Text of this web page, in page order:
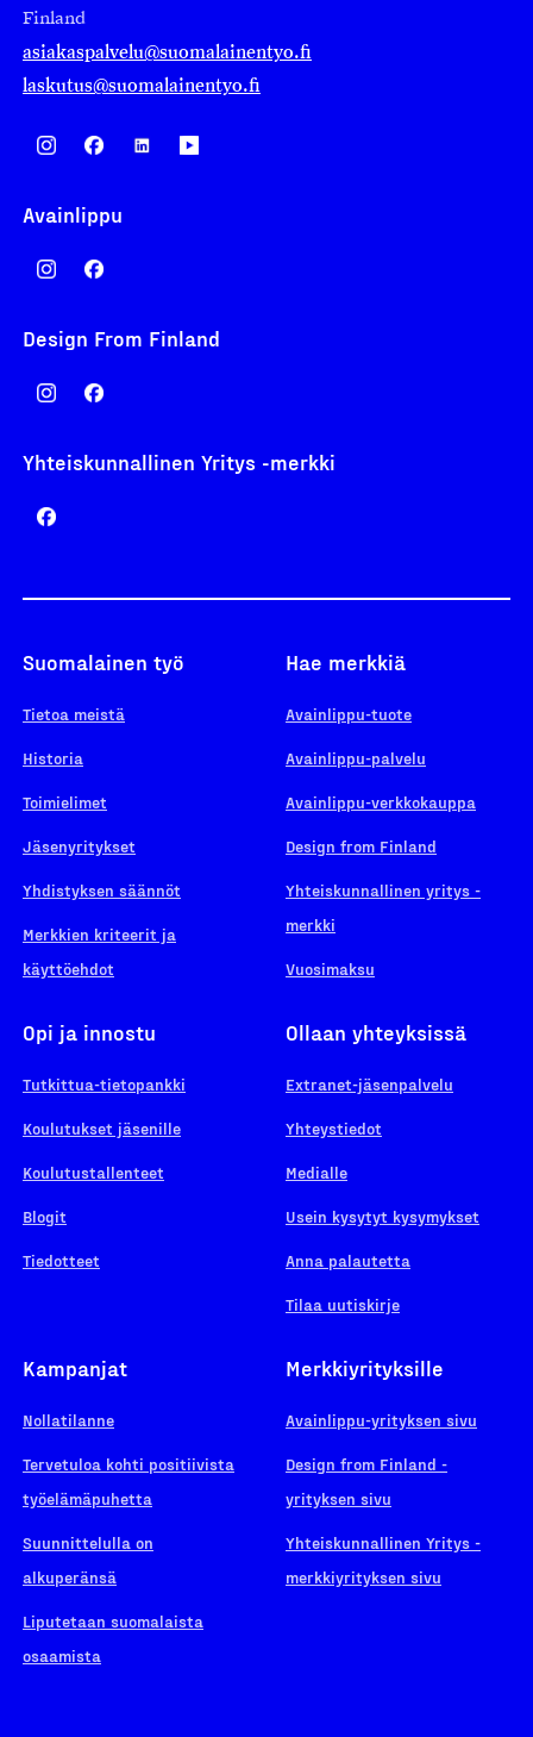
Finland
asiakaspalvelu@suomalainentyo.fi
laskutus@suomalainentyo.fi
Avainlippu
Design From Finland
Yhteiskunnallinen Yritys -merkki
Suomalainen työ
Tietoa meistä
Historia
Toimielimet
Jäsenyritykset
Yhdistyksen säännöt
Merkkien kriteerit ja
käyttöehdot
Hae merkkiä
Avainlippu-tuote
Avainlippu-palvelu
Avainlippu-verkkokauppa
Design from Finland
Yhteiskunnallinen yritys -
merkki
Vuosimaksu
Opi ja innostu
Tutkittua-tietopankki
Koulutukset jäsenille
Koulutustallenteet
Blogit
Tiedotteet
Ollaan yhteyksissä
Extranet-jäsenpalvelu
Yhteystiedot
Medialle
Usein kysytyt kysymykset
Anna palautetta
Tilaa uutiskirje
Kampanjat
Nollatilanne
Tervetuloa kohti positiivista
työelämäpuhetta
Suunnittelulla on
alkuperänsä
Liputetaan suomalaista
osaamista
Merkkiyrityksille
Avainlippu-yrityksen sivu
Design from Finland -
yrityksen sivu
Yhteiskunnallinen Yritys -
merkkiyrityksen sivu